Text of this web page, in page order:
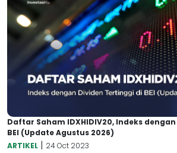
Daftar Saham IDXHIDIV20, Indeks
BEI (Update Agustus 2026)
ARTIKEL | 24 Oct 2023